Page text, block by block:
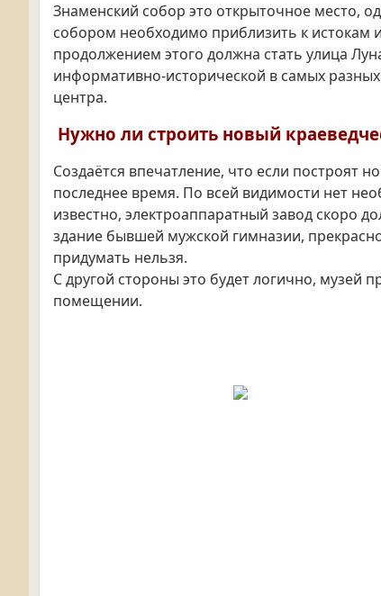
Знаменский собор это открыточное место,
собором необходимо приблизить к
продолжением этого должна стать улица
информативно-исторической в самых
центра.
Нужно ли строить новый
Создаётся впечатление, что если построят
последнее время. По всей видимости нет
известно, электроаппаратный завод скоро
здание бывшей мужской гимназии,
придумать нельзя.
С другой стороны это будет логично, музей
помещении.